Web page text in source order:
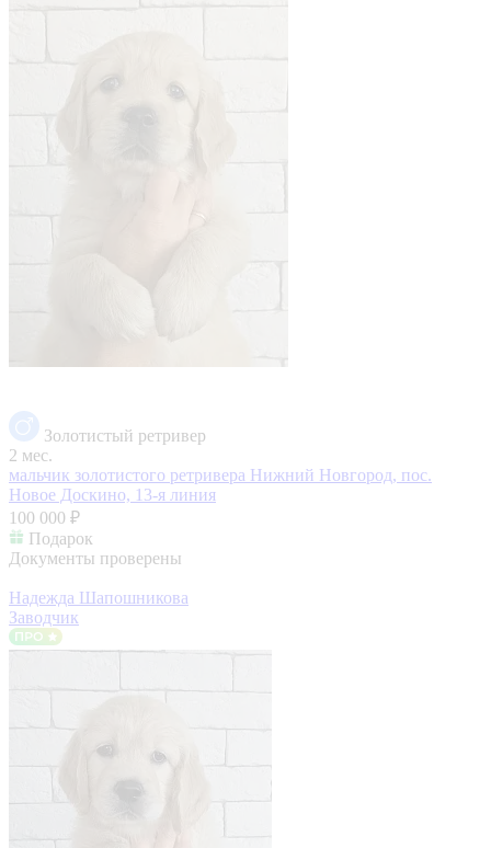
Золотистый ретривер
2 мес.
мальчик золотистого ретривера Нижний Новгород, пос.
Новое Доскино, 13-я линия
100 000 ₽
Подарок
Документы проверены
Надежда Шапошникова
Заводчик